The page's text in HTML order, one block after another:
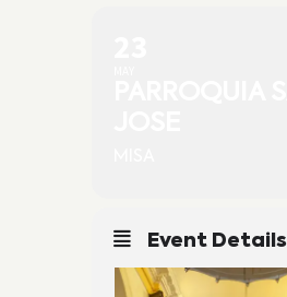
Event Details